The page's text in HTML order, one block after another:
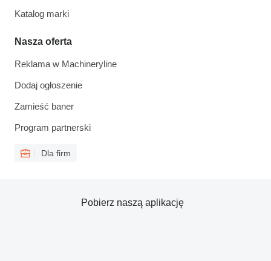
Katalog marki
Nasza oferta
Reklama w Machineryline
Dodaj ogłoszenie
Zamieść baner
Program partnerski
Dla firm
Pobierz naszą aplikację